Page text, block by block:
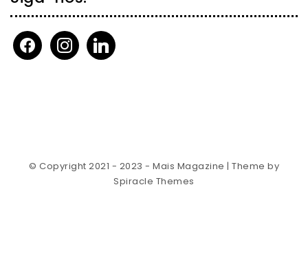
facebookinstagramlinkedin
© Copyright 2021 - 2023 - Mais Magazine | Theme by
Spiracle Themes